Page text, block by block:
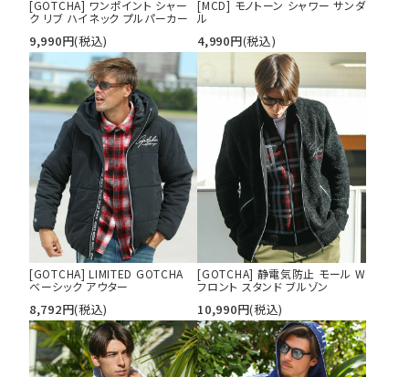
[GOTCHA] ワンポイント シャー
ク リブ ハイネック プルパーカー
9,990円(税込)
[MCD] モノトーン シャワー サンダ
ル
4,990円(税込)
[GOTCHA] LIMITED GOTCHA
ベーシック アウター
8,792円(税込)
[GOTCHA] 静電気防止 モール W
フロント スタンド ブルゾン
10,990円(税込)